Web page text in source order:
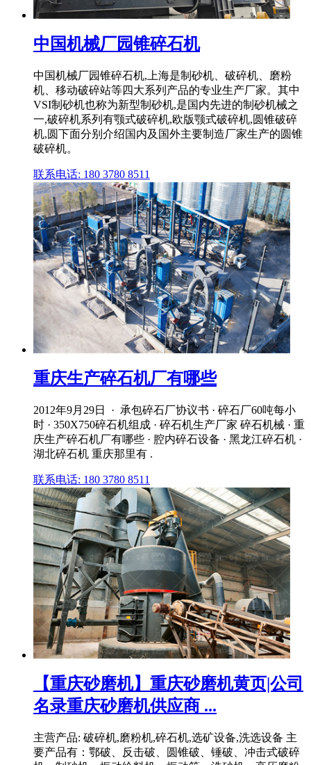
中国机械厂园锥碎石机
中国机械厂园锥碎石机,上海是制砂机、破碎机、磨粉
机、移动破碎站等四大系列产品的专业生产厂家。其中
VSI制砂机也称为新型制砂机,是国内先进的制砂机械之
一,破碎机系列有颚式破碎机,欧版颚式破碎机,圆锥破碎
机,圆下面分别介绍国内及国外主要制造厂家生产的圆锥
破碎机。
联系电话: 180 3780 8511
重庆生产碎石机厂有哪些
2012年9月29日 · 承包碎石厂协议书 · 碎石厂60吨每小
时 · 350X750碎石机组成 · 碎石机生产厂家 碎石机械 · 重
庆生产碎石机厂有哪些 · 腔内碎石设备 · 黑龙江碎石机 ·
湖北碎石机 重庆那里有 .
联系电话: 180 3780 8511
【重庆砂磨机】重庆砂磨机黄页|公司
名录重庆砂磨机供应商 ...
主营产品: 破碎机,磨粉机,碎石机,选矿设备,洗选设备 主
要产品有：鄂破、反击破、圆锥破、锤破、冲击式破碎